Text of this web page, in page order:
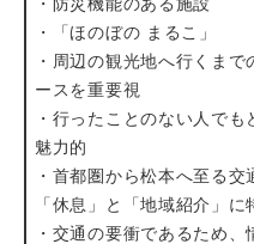
・「ほのぼの まるこ」
・周辺の観光地へ行くま
ースを重要視
・行ったことのない人で
魅力的
・首都圏から松本へ至る
「休息」と「地域紹介」に
・交通の要衝であるため